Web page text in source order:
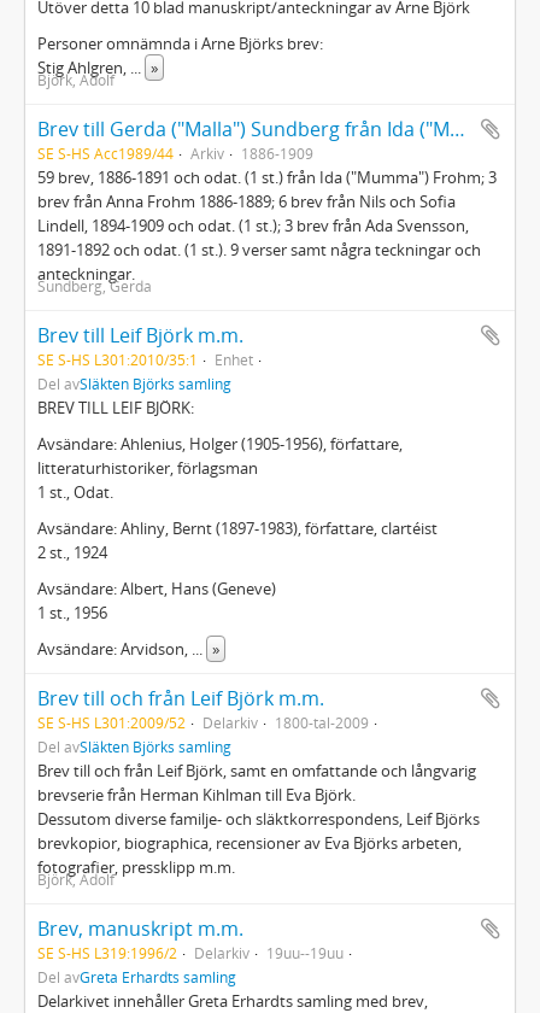
Utöver detta 10 blad manuskript/anteckningar av Arne Björk
Personer omnämnda i Arne Björks brev:
Stig Ahlgren, ... »
Björk, Adolf
Brev till Gerda ("Malla") Sundberg från Ida ("Mumma") Frohm
SE S-HS Acc1989/44 Arkiv 1886-1909
59 brev, 1886-1891 och odat. (1 st.) från Ida ("Mumma") Frohm; 3
brev från Anna Frohm 1886-1889; 6 brev från Nils och Sofia
Lindell, 1894-1909 och odat. (1 st.); 3 brev från Ada Svensson,
1891-1892 och odat. (1 st.). 9 verser samt några teckningar och
anteckningar.
Sundberg, Gerda
Brev till Leif Björk m.m.
SE S-HS L301:2010/35:1
Enhet
Del avSläkten Björks samling
BREV TILL LEIF BJÖRK:
Avsändare: Ahlenius, Holger (1905-1956), författare,
litteraturhistoriker, förlagsman
1 st., Odat.
Avsändare: Ahliny, Bernt (1897-1983), författare, clartéist
2 st., 1924
Avsändare: Albert, Hans (Geneve)
1 st., 1956
Avsändare: Arvidson, ... »
Brev till och från Leif Björk m.m.
SE S-HS L301:2009/52 Delarkiv
1800-tal-2009
Del avSläkten Björks samling
Brev till och från Leif Björk, samt en omfattande och långvarig
brevserie från Herman Kihlman till Eva Björk.
Dessutom diverse familje- och släktkorrespondens, Leif Björks
brevkopior, biographica, recensioner av Eva Björks arbeten,
fotografier, pressklipp m.m.
Björk, Adolf
Brev, manuskript m.m.
SE S-HS L319:1996/2 Delarkiv
19uu--19uu
Del avGreta Erhardts samling
Delarkivet innehåller Greta Erhardts samling med brev,